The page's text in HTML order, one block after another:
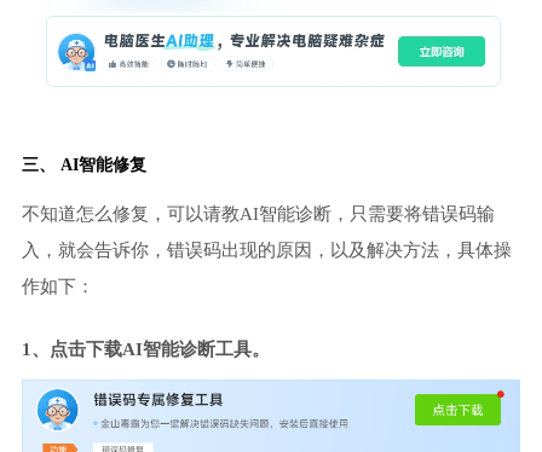
三、 AI智能修复
不知道怎么修复，可以请教AI智能诊断，只需要将错误码输
入，就会告诉你，错误码出现的原因，以及解决方法，具体操
作如下：
1、点击下载AI智能诊断工具。